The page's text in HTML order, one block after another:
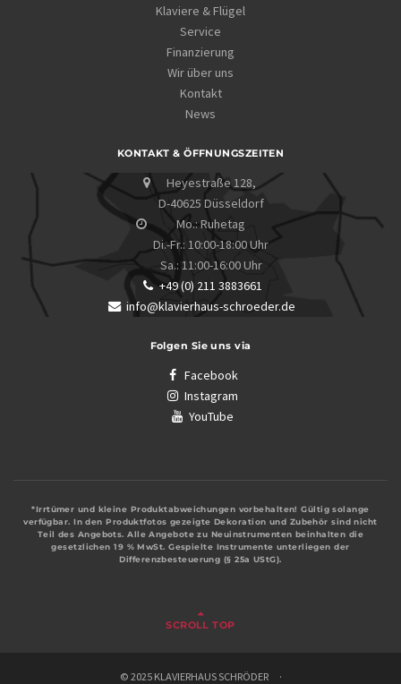
Klaviere & Flügel
Service
Finanzierung
Wir über uns
Kontakt
News
KONTAKT & ÖFFNUNGSZEITEN
Heyestraße 128,
D-40625 Düsseldorf
Mo.: Ruhetag
Di.-Fr.: 10:00-18:00 Uhr
Sa.: 11:00-16:00 Uhr
+49 (0) 211 3883661
info@klavierhaus-schroeder.de
Folgen Sie uns via
Facebook
Instagram
YouTube
*Irrtümer und kleine Produktabweichungen vorbehalten! Gültig solange
verfügbar. In den Produktfotos gezeigte Dekoration und Zubehör sind nicht
Teil des Angebots. Alle Angebote zu Neuinstrumenten beinhalten die
gesetzlichen 19 % MwSt. Gespielte Instrumente unterliegen der
Differenzbesteuerung (§ 25a UStG).
SCROLL TOP
© 2025 KLAVIERHAUS SCHRÖDER ·